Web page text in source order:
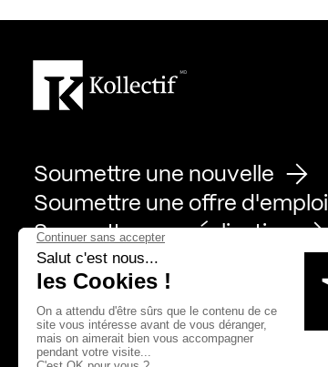
Soumettre une nouvelle
Soumettre une offre d'emploi
Soumettre une réalisation
Page Facebook de Kollectif
Page Instagram de Kollectif
Page Linkedin de Kollectif